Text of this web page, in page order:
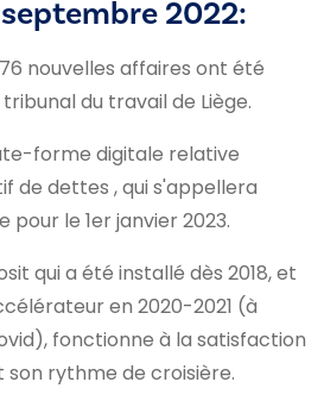
2022:
nouvelles affaires ont été
du travail de Liège.
forme digitale relative
de dettes , qui s'appellera
pour le 1er janvier 2023.
qui a été installé dès 2018, et
en 2020-2021 (à
fonctionne à la satisfaction
rythme de croisière.